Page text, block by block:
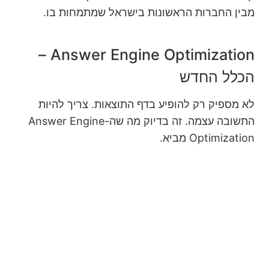
מבין החברות הראשונות בישראל שמתמחות בו.
Answer Engine Optimization –
הכלל החדש
לא מספיק רק להופיע בדף התוצאות. צריך להיות
התשובה עצמה. זה בדיוק מה שה-Answer Engine
Optimization מביא.